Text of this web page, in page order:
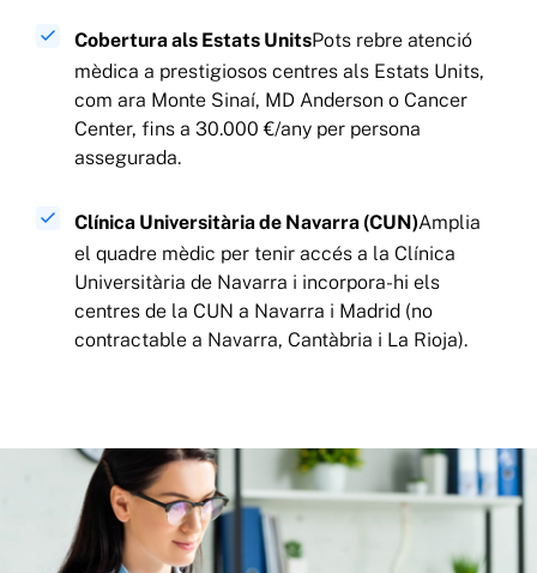
Cobertura als Estats UnitsPots rebre atenció
mèdica a prestigiosos centres als Estats Units,
com ara Monte Sinaí, MD Anderson o Cancer
Center, fins a 30.000 €/any per persona
assegurada.
Clínica Universitària de Navarra (CUN)Amplia
el quadre mèdic per tenir accés a la Clínica
Universitària de Navarra i incorpora-hi els
centres de la CUN a Navarra i Madrid (no
contractable a Navarra, Cantàbria i La Rioja).